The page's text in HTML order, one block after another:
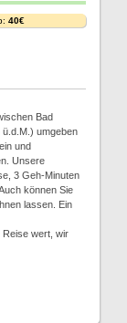
40€
Bad
umgeben
und
Unsere
3 Geh-Minuten
können Sie
lassen. Ein
Reise wert, wir